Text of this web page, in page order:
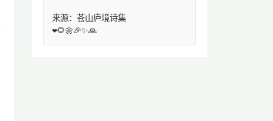
来源：苍山庐境诗集
❤️🌻🌼🎉✨🙏